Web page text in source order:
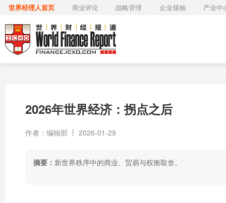
世界经理人首页 商业评论 战略管理 企业领袖 产业中
2026年世界经济：拐点之后
作者：编辑部 2026-01-29
摘要： 新世界秩序中的商业、贸易与权衡取舍。